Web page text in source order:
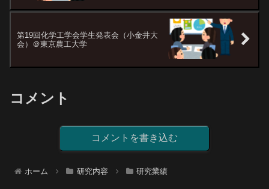
第19回化学工学会学生発表会（小金井大
会）＠東京農工大学
コメント
コメントを書き込む
ホーム 研究内容 研究業績